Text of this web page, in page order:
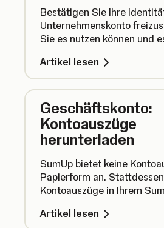
Bestätigen Sie Ihre
Unternehmenskonto
Sie es nutzen können und
Artikel lesen
Geschäftskonto:
Kontoauszüge
herunterladen
SumUp bietet keine
Papierform an.
Kontoauszüge in Ihrem
einfach und schont die
Artikel lesen